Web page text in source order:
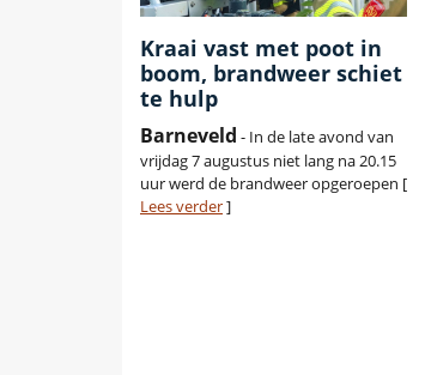
Kraai vast met poot in
boom, brandweer schiet
te hulp
Barneveld - In de late avond van
vrijdag 7 augustus niet lang na 20.15
uur werd de brandweer opgeroepen [
Lees verder]